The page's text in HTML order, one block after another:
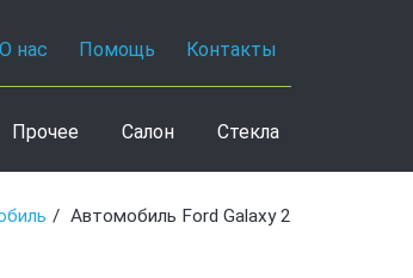
О нас Помощь Контакты
Прочее Салон Стекла
Автомобиль Ford Galaxy 2